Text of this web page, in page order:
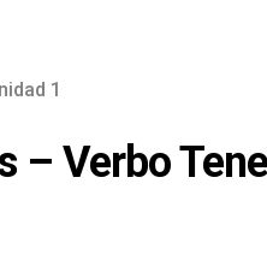
1
– Verbo